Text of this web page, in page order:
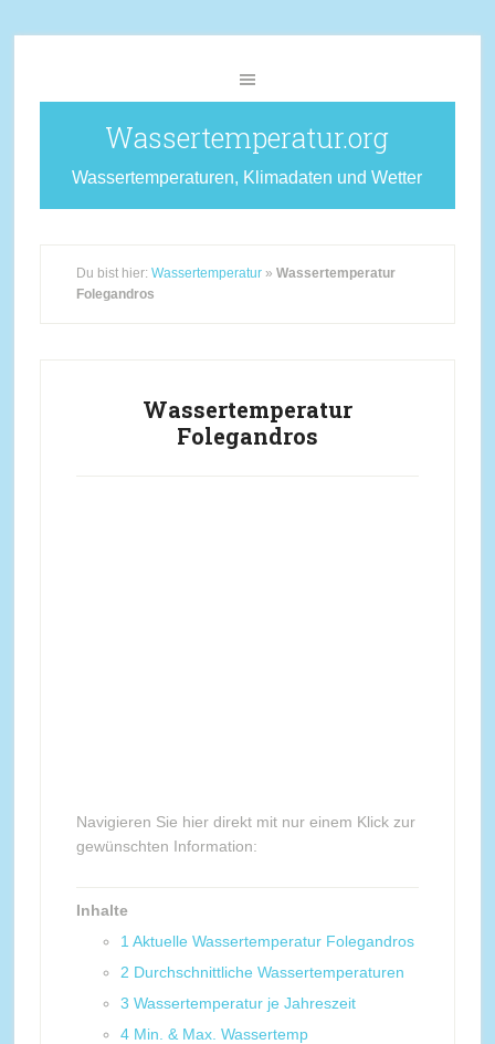
Wassertemperatur.org
Wassertemperaturen, Klimadaten und Wetter
Du bist hier: Wassertemperatur» Wassertemperatur
Folegandros
Wassertemperatur
Folegandros
Navigieren Sie hier direkt mit nur einem Klick zur
gewünschten Information:
Inhalte
1 Aktuelle Wassertemperatur Folegandros
2 Durchschnittliche Wassertemperaturen
3 Wassertemperatur je Jahreszeit
4 Min. & Max. Wassertemp